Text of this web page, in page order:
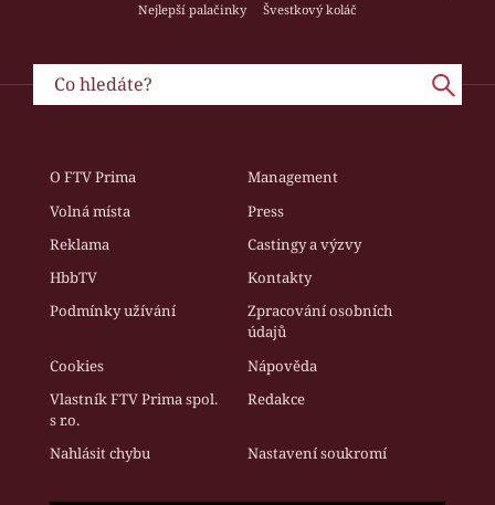
Nejlepší palačinky
Švestkový koláč
O FTV Prima
Management
Volná místa
Press
Reklama
Castingy a výzvy
HbbTV
Kontakty
Podmínky užívání
Zpracování osobních
údajů
Cookies
Nápověda
Vlastník FTV Prima spol.
s r.o.
Redakce
Nahlásit chybu Nastavení soukromí